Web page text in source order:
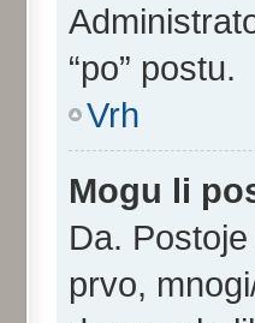
“po” postu.
Vrh
Mogu li
Da.
prvo,